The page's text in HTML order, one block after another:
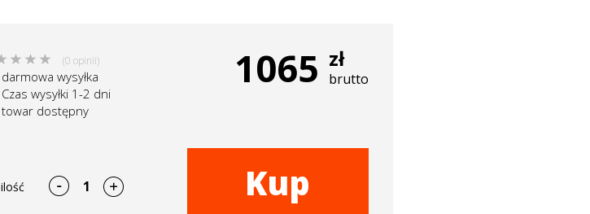
(0 opinii)
darmowa wysyłka
Czas wysyłki 1-2 dni
towar dostępny
1065 zł
brutto
ilość Kup